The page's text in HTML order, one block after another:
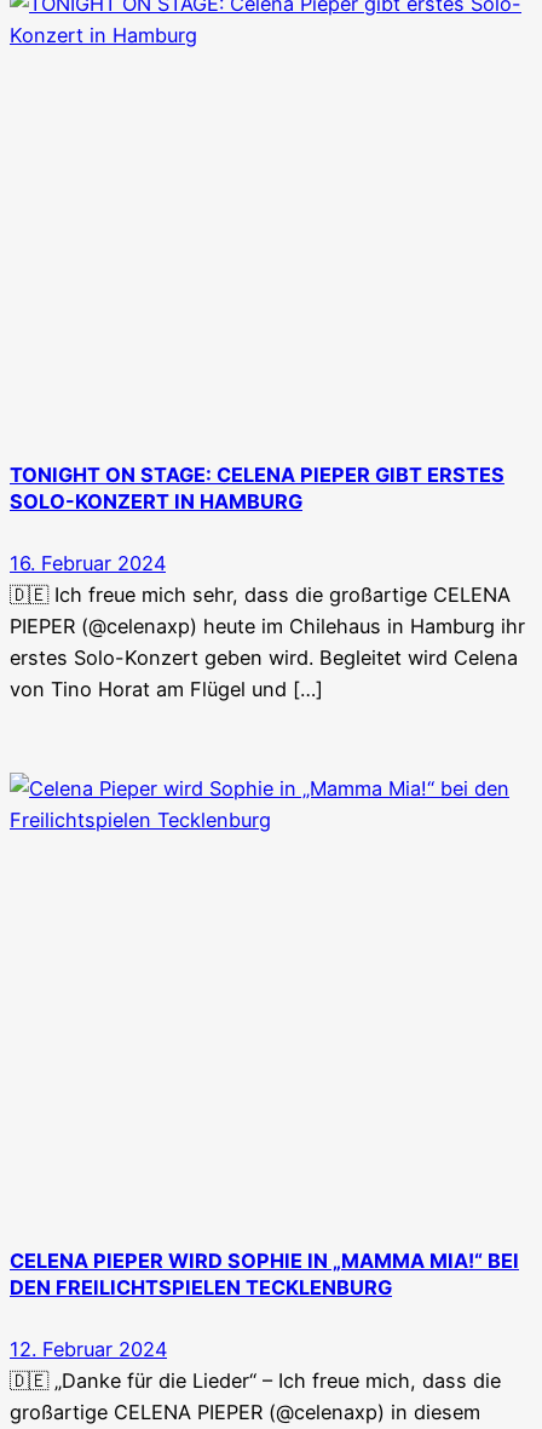
TONIGHT ON STAGE: CELENA PIEPER GIBT ERSTES
SOLO-KONZERT IN HAMBURG
16. Februar 2024
🇩🇪 Ich freue mich sehr, dass die großartige CELENA
PIEPER (@celenaxp) heute im Chilehaus in Hamburg ihr
erstes Solo-Konzert geben wird. Begleitet wird Celena
von Tino Horat am Flügel und […]
CELENA PIEPER WIRD SOPHIE IN „MAMMA MIA!“ BEI
DEN FREILICHTSPIELEN TECKLENBURG
12. Februar 2024
🇩🇪 „Danke für die Lieder“ – Ich freue mich, dass die
großartige CELENA PIEPER (@celenaxp) in diesem